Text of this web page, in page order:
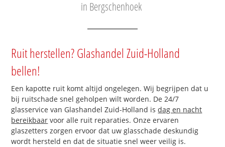
in Bergschenhoek
Ruit herstellen? Glashandel Zuid-Holland
bellen!
Een kapotte ruit komt altijd ongelegen. Wij begrijpen dat u
bij ruitschade snel geholpen wilt worden. De 24/7
glasservice van Glashandel Zuid-Holland isdag en nacht
bereikbaar voor alle ruit reparaties. Onze ervaren
glaszetters zorgen ervoor dat uw glasschade deskundig
wordt hersteld en dat de situatie snel weer veilig is.